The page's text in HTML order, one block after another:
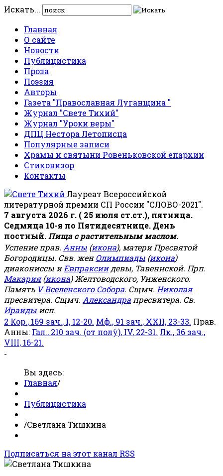
Искать...
Главная
О сайте
Новости
Публицистика
Проза
Поэзия
Авторы
Газета "Православная Луганщина "
Журнал "Свете Тихий"
Журнал "Уроки веры"
ДПЦ Нестора Летописца
Популярные записи
Храмы и святыни Ровеньковской епархии
Стиховизор
Контакты
Лауреат Всероссийской
литературной премии СП России "СЛОВО-2021".
7 августа 2026 г. ( 25 июля ст.ст.), пятница.
Седмица 10-я по Пятидесятнице. День
постный. Пища с растительным маслом.
Успение прав. Анны (икона), матери Пресвятой
Богородицы. Свв. женОлимпиады (икона)
диакониссы иЕвпраксиидевы, Тавеннской. Прп.
Макария(икона) Желтоводского, Унженского.
Память V Вселенского Собора. Сщмч. Николая
пресвитера. Сщмч. Александра пресвитера. Св.
Ираиды исп.
2 Кор., 169 зач., I, 12-20. Мф., 91 зач., XXII, 23-33. Прав.
Анны: Гал., 210 зач. (от полу́), IV, 22-31. Лк., 36 зач.,
VIII, 16-21.
-
Вы здесь:
Главная/
Публицистика
/Светлана Тишкина
Подписаться на этот канал RSS